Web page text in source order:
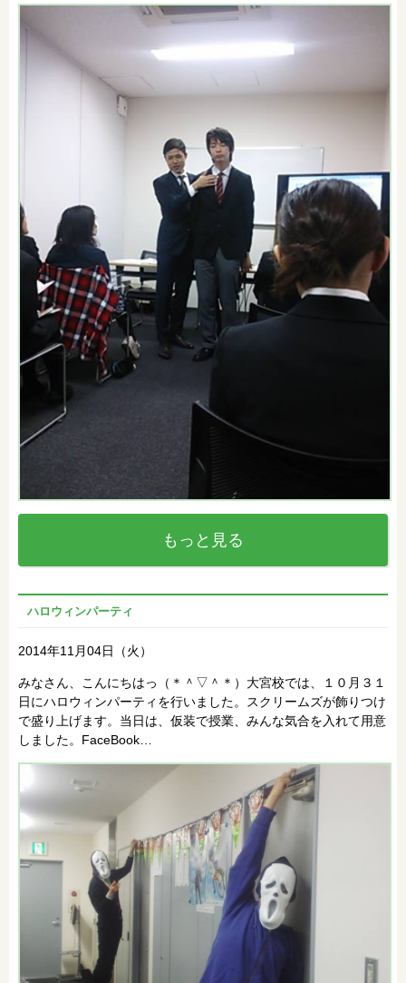
もっと見る
ハロウィンパーティ
2014年11月04日（火）
みなさん、こんにちはっ（＊＾▽＾＊）大宮校では、１０月３１
日にハロウィンパーティを行いました。スクリームズが飾りつけ
で盛り上げます。当日は、仮装で授業、みんな気合を入れて用意
しました。FaceBook…